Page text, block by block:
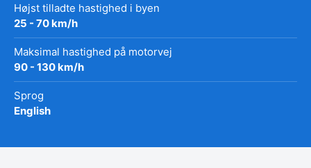
Højst tilladte hastighed i byen
25 - 70 km/h
Maksimal hastighed på motorvej
90 - 130 km/h
Sprog
English